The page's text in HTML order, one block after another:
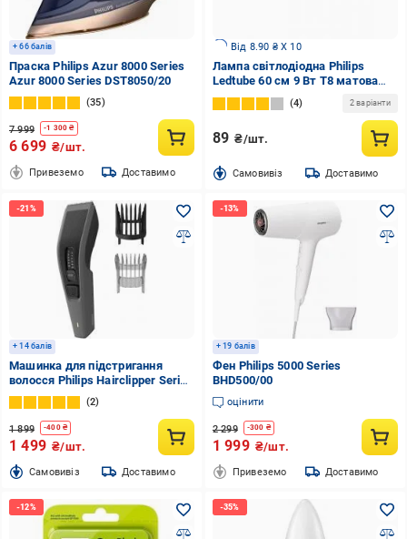
+ 66 балів
Праска Philips Azur 8000 Series
Azur 8000 Series DST8050/20
35
7 999 -1 300 ₴
6 699 ₴/шт.
Привеземо Доставимо
Від 8.90 ₴ X 10
Лампа світлодіодна Philips
Ledtube 60 см 9 Вт T8 матова
G13 220 В 6500 К 929002375237
4 2 варіанти
89 ₴/шт.
Cамовивіз Доставимо
+ 14 балів
Машинка для підстригання
волосся Philips Hairclipper Series
3000 HC3525/15
2
1 899 -400₴
1 499 ₴/шт.
Cамовивіз Доставимо
+ 19 балів
Фен Philips 5000 Series
BHD500/00
оцінити
2 299 -300 ₴
1 999 ₴/шт.
Привеземо Доставимо